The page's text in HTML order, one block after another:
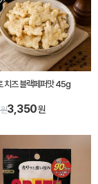
치즈 블랙페퍼맛 45g
3,350원